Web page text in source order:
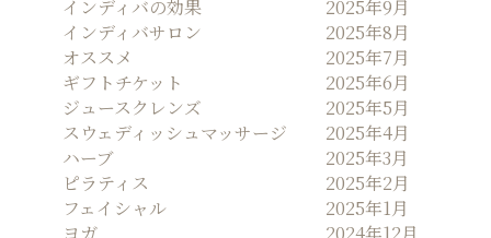
インディバの効果
インディバサロン
オススメ
ギフトチケット
ジュースクレンズ
スウェディッシュマッサージ
ハーブ
ピラティス
フェイシャル
ヨガ
2025年9月
2025年8月
2025年7月
2025年6月
2025年5月
2025年4月
2025年3月
2025年2月
2025年1月
2024年12月